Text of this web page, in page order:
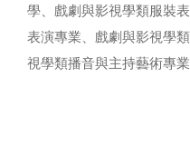
學、戲劇與影視學類服裝
表演專業、戲劇與影視學
視學類播音與主持藝術專